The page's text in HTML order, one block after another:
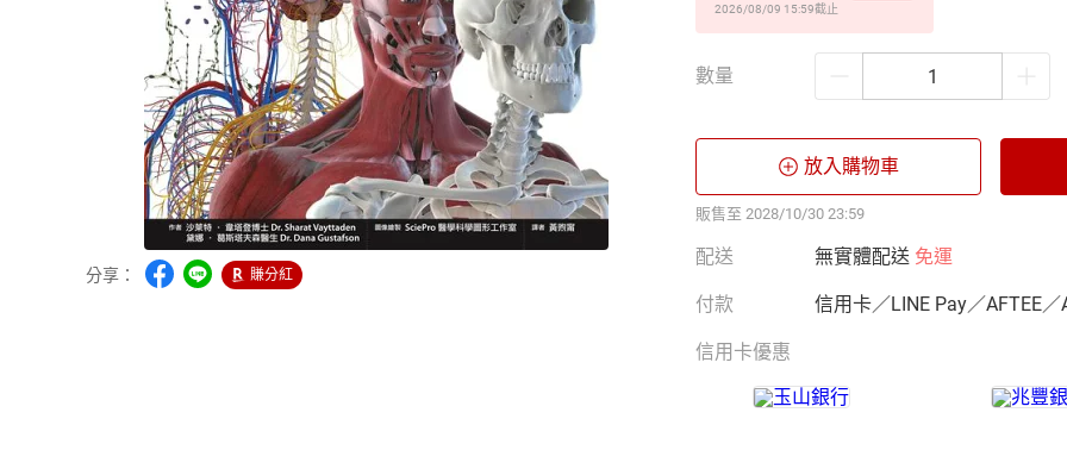
分享： 賺分紅
2026/08/09 15:59截止
數量
放入購物車
販售至 2028/10/30 23:59
配送 無實體配送 免運
付款 信用卡／LINE Pay／AFTEE／
信用卡優惠